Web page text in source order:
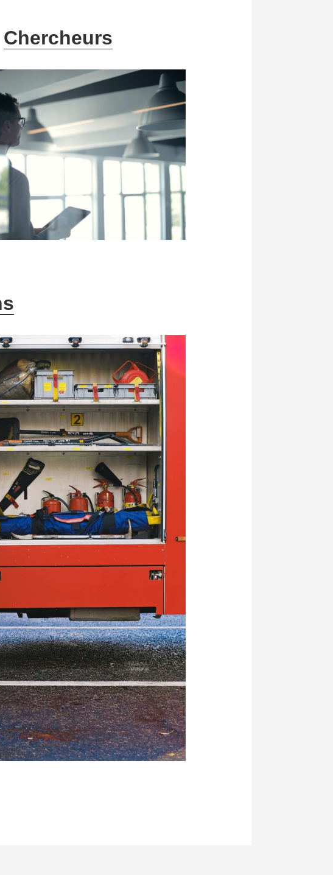
Chercheurs